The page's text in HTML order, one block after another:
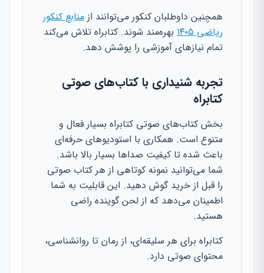
همچنین داوطلبان کنکور می‌توانند از منابع کنکور
ریاضی ۱۴۰۵
بهره‌مند شوند. کتابراه تلاش می‌کند
تمام نیازهای آموزشی را پوشش دهد.
تجربه شنیداری با کتاب‌های صوتی
کتابراه
بخش کتاب‌های صوتی کتابراه بسیار فعال و
متنوع است. همکاری با استودیوهای حرفه‌ای
باعث شده تا کیفیت صداها بسیار بالا باشد.
شما می‌توانید نمونه کوتاهی از هر کتاب صوتی
را قبل از خرید گوش دهید. این قابلیت به شما
اطمینان می‌دهد که از لحن گوینده راضی
هستید.
کتابراه برای هر سلیقه‌ای، از رمان تا روانشناسی،
محتوای صوتی دارد.